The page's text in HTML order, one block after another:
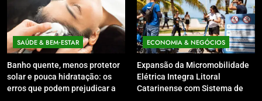
SAÚDE & BEM‑ESTAR
Banho quente, menos protetor
solar e pouca hidratação: os
erros que podem prejudicar a
ECONOMIA & NEGÓCIOS
Expansão da Micromobilidade
Elétrica Integra Litoral
Catarinense com Sistema de